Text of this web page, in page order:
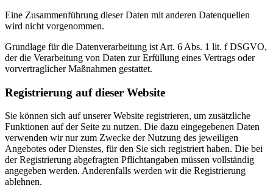
Eine Zusammenführung dieser Daten mit anderen Datenquellen
wird nicht vorgenommen.
Grundlage für die Datenverarbeitung ist Art. 6 Abs. 1 lit. f DSGVO,
der die Verarbeitung von Daten zur Erfüllung eines Vertrags oder
vorvertraglicher Maßnahmen gestattet.
Registrierung auf dieser Website
Sie können sich auf unserer Website registrieren, um zusätzliche
Funktionen auf der Seite zu nutzen. Die dazu eingegebenen Daten
verwenden wir nur zum Zwecke der Nutzung des jeweiligen
Angebotes oder Dienstes, für den Sie sich registriert haben. Die bei
der Registrierung abgefragten Pflichtangaben müssen vollständig
angegeben werden. Anderenfalls werden wir die Registrierung
ablehnen.